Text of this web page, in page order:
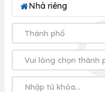
Nhà riêng